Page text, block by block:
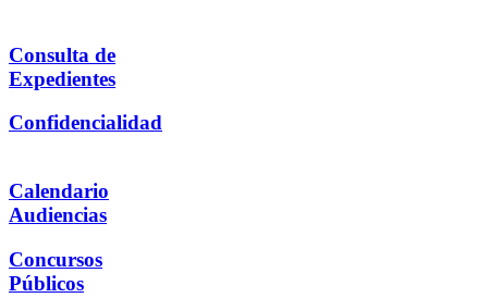
Consulta de
Expedientes
Confidencialidad
Calendario
Audiencias
Concursos
Públicos